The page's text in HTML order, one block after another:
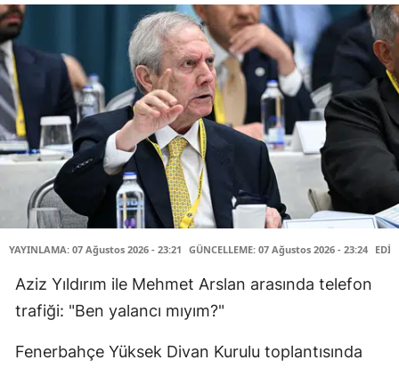
YAYINLAMA: 07 Ağustos 2026 - 23:21 GÜNCELLEME: 07 Ağustos 2026 - 23:24
Aziz Yıldırım ile Mehmet Arslan arasında telefon
trafiği: "Ben yalancı mıyım?"
Fenerbahçe Yüksek Divan Kurulu toplantısında